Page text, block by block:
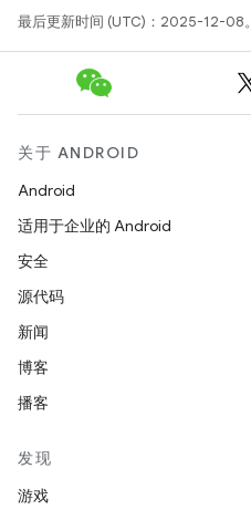
最后更新时间 (UTC)：2025-12-08。
关于 ANDROID
Android
适用于企业的 Android
安全
源代码
新闻
博客
播客
发现
游戏